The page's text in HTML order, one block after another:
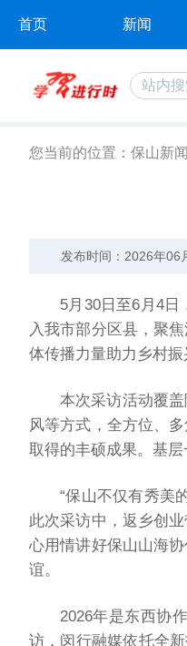
首页 新闻
您当前的位置： 保山新闻
发布时间：2026年06
5月30日至6月4
入我市部分区县，聚
体传播力量助力乡村振
本次采访活动覆
风等方式，全方位、
取得的丰硕成果。基
“保山不仅有秀美
此次采访中，返乡创
心用情讲好保山山海
谊。
2026年是东西协
访，闵行融媒依托全